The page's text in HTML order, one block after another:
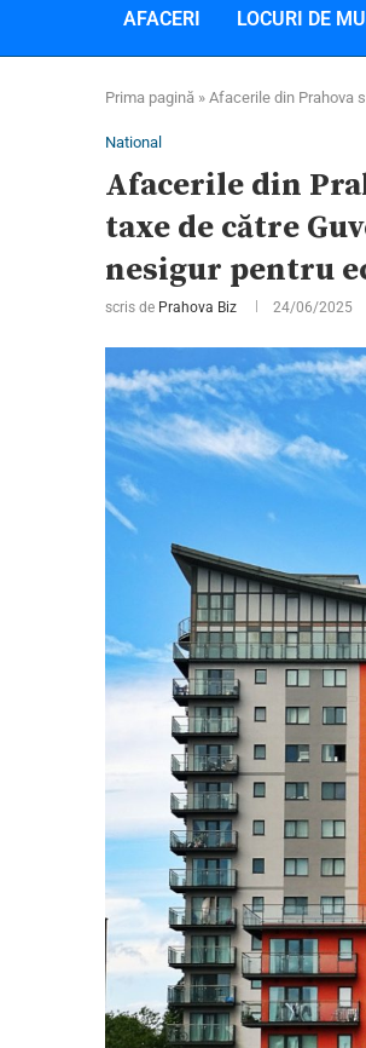
AFACERI LOCURI DE
Prima pagină » Afacerile din Prahova
National
Afacerile din
taxe de către
nesigur pentru
scris de Prahova Biz 24/06/2025